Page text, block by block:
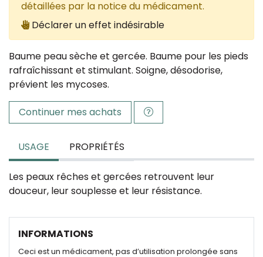
détaillées par la notice du médicament.
Déclarer un effet indésirable
Baume peau sèche et gercée. Baume pour les pieds
rafraîchissant et stimulant. Soigne, désodorise,
prévient les mycoses.
Continuer mes achats
USAGE PROPRIÉTÉS
Les peaux rêches et gercées retrouvent leur
douceur, leur souplesse et leur résistance.
INFORMATIONS
Ceci est un médicament, pas d’utilisation prolongée sans